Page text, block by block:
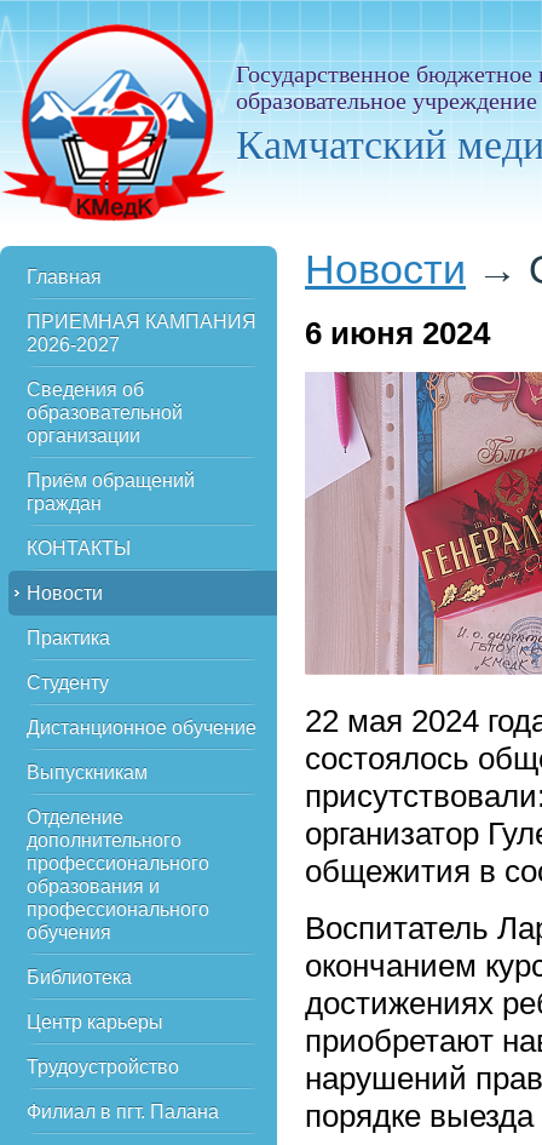
Государственное
образовательное
Камчатский
Главная
ПРИЕМНАЯ КАМПАНИЯ
2026-2027
Сведения об
образовательной
организации
Приём обращений
граждан
КОНТАКТЫ
Новости
Практика
Студенту
Дистанционное обучение
Выпускникам
Отделение
дополнительного
профессионального
образования и
профессионального
обучения
Библиотека
Центр карьеры
Трудоустройство
Филиал в пгт. Палана
Новости →
6 июня 2024
22 мая 2024
состоялось
организатор
общежития в
Воспитатель
окончанием
достижениях
приобретают
нарушений
порядке